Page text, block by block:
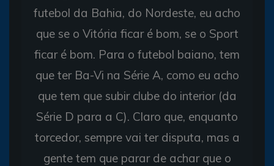
futebol da Bahia, do Nordeste, eu acho
que se o Vitória ficar é bom, se o Sport
ficar é bom. Para o futebol baiano, tem
que ter Ba-Vi na Série A, como eu acho
que tem que subir clube do interior (da
Série D para a C). Claro que, enquanto
torcedor, sempre vai ter disputa, mas a
gente tem que parar de achar que o